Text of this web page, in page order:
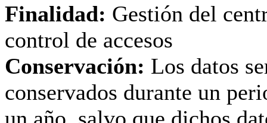
Finalidad: Gestión del
control de accesos
Conservación: Los datos
conservados durante un
un año, salvo que dichos